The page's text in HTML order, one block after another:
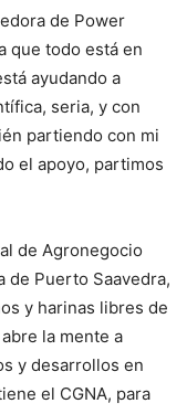
de Power
que todo está en
ayudando a
seria, y con
partiendo con mi
el apoyo, partimos
de Agronegocio
de Puerto Saavedra,
y harinas libres de
la mente a
y desarrollos en
el CGNA, para